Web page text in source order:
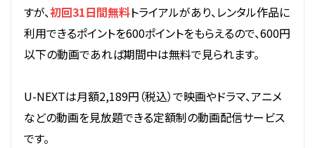
すが、初回31日間無料トライアルがあり、レンタル作品に
利用できるポイントを600ポイントをもらえるので、600円
以下の動画であれば期間中は無料で見られます。
U-NEXTは月額2,189円（税込）で映画やドラマ、アニメ
などの動画を見放題できる定額制の動画配信サービス
です。